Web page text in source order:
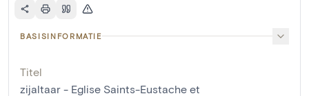
BASISINFORMATIE
Titel
zijaltaar - Eglise Saints-Eustache et